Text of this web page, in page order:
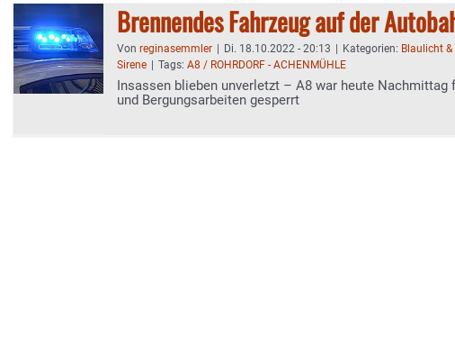
Brennendes Fahrzeug auf der
Von reginasemmler Di. 18.10.2022 - 20:13 Kategorien: Blaulicht &
Sirene
Tags: A8 / ROHRDORF - ACHENMÜHLE
Insassen blieben unverletzt – A8 war heute Nachmittag
und Bergungsarbeiten gesperrt